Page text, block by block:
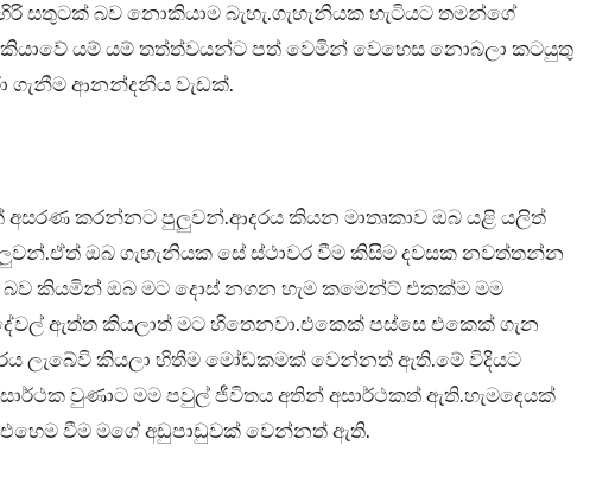
සතුටක් බව නොකියාම බැහැ.ගැහැනියක හැටියට තමන්ගේ
යම් යම් තත්ත්වයන්ට පත් වෙමින් වෙහෙස නොබලා කටයුතු
ගැනීම ආනන්දනීය වැඩක්.
අසරණ කරන්නට පුලුවන්.ආදරය කියන මාතෘකාව ඔබ යළි යලිත්
ඔබ ගැහැනියක සේ ස්ථාවර වීම කිසිම දවසක නවත්තන්න
බව කියමින් ඔබ මට දොස් නගන හැම කමෙන්ට් එකක්ම මම
ඇත්ත කියලාත් මට හිතෙනවා.එකෙක් පස්සෙ එකෙක් ගැන
ලැබේවි කියලා හිතීම මෝඩකමක් වෙන්නත් ඇති.මේ විදියට
වුණාට මම පවුල් ජීවිතය අතින් අසාර්ථකත් ඇති.හැමදෙයක්
වීම මගේ අඩුපාඩුවක් වෙන්නත් ඇති.